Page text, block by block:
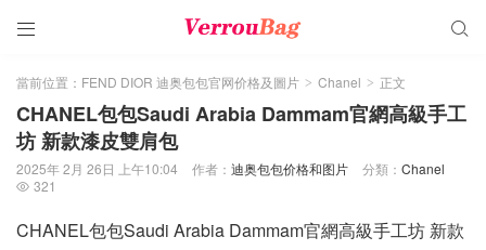
 
當前位置： FEND DIOR 迪奥包包官网价格及圖片 > Chanel > 正文
CHANEL包包Saudi Arabia Dammam官網高級手工
坊 新款漆皮雙肩包
2025年 2月 26日 上午10:04 作者： 迪奥包包价格和图片 分類： Chanel
 321
CHANEL包包Saudi Arabia Dammam官網高級手工坊 新款